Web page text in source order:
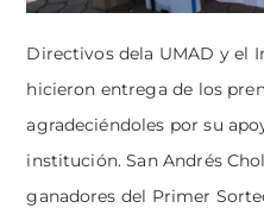
Directivos dela UMAD y el
hicieron entrega de los
agradeciéndoles por su
institución. San Andrés
ganadores del Primer